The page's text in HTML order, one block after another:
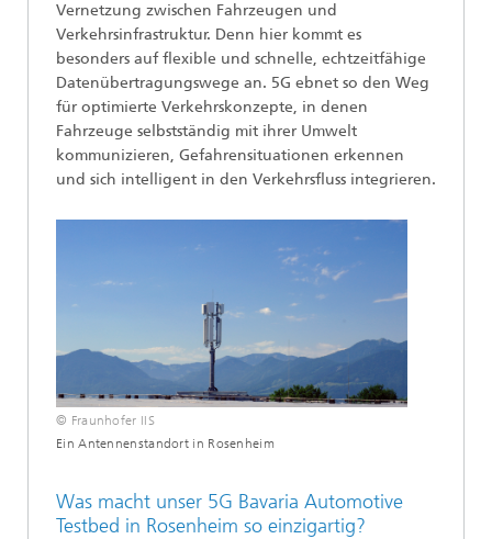
Vernetzung zwischen Fahrzeugen und
Verkehrsinfrastruktur. Denn hier kommt es
besonders auf flexible und schnelle, echtzeitfähige
Datenübertragungswege an. 5G ebnet so den Weg
für optimierte Verkehrskonzepte, in denen
Fahrzeuge selbstständig mit ihrer Umwelt
kommunizieren, Gefahrensituationen erkennen
und sich intelligent in den Verkehrsfluss integrieren.
© Fraunhofer IIS
Ein Antennenstandort in Rosenheim
Was macht unser 5G Bavaria Automotive
Testbed in Rosenheim so einzigartig?